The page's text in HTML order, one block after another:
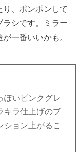
、ポンポンして
シです。ミラー
一番いいかも。
ぽいピンクグレ
キラ仕上げのブ
ション上がるこ